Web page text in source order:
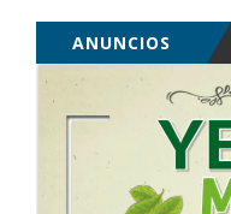
ANUNCIOS